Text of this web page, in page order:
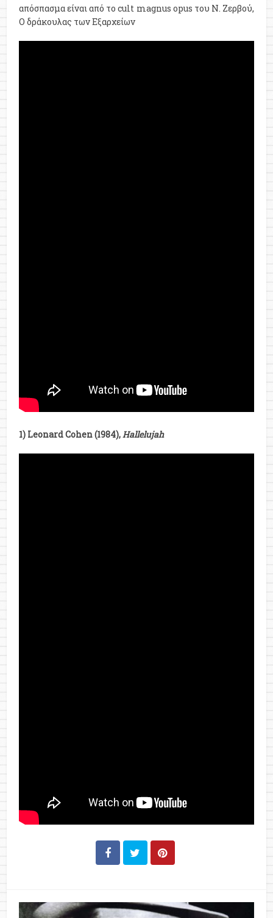
απόσπασμα είναι από το cult magnus opus του Ν. Ζερβού,
Ο δράκουλας των Εξαρχείων
1) Leonard Cohen (1984),Hallelujah